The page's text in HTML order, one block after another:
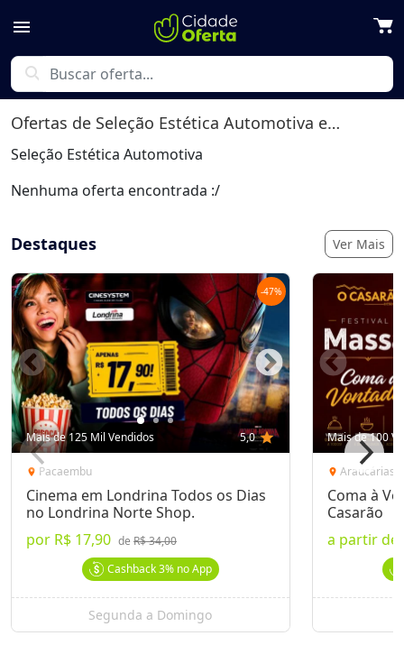
menu
search
Ofertas de Seleção Estética Automotiva em Londrina
Seleção Estética Automotiva
Nenhuma oferta encontrada :/
Destaques Ver Mais
-47%
Mais de 125 Mil Vendidos 5,0 star
location_on Pacaembu
Cinema em Londrina Todos os Dias
no Londrina Norte Shop.
por R$ 17,90 deR$ 34,00
Cashback3%no App
Segunda a Domingo
Mais de 100
location_on Araucárias
Coma à
Casarão
a partir de